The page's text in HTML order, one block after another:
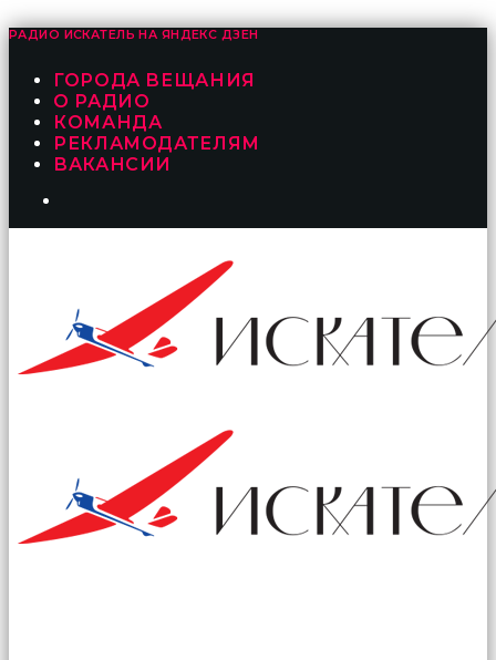
РАДИО ИСКАТЕЛЬ НА ЯНДЕКС ДЗЕН
ГОРОДА ВЕЩАНИЯ
О РАДИО
КОМАНДА
РЕКЛАМОДАТЕЛЯМ
ВАКАНСИИ